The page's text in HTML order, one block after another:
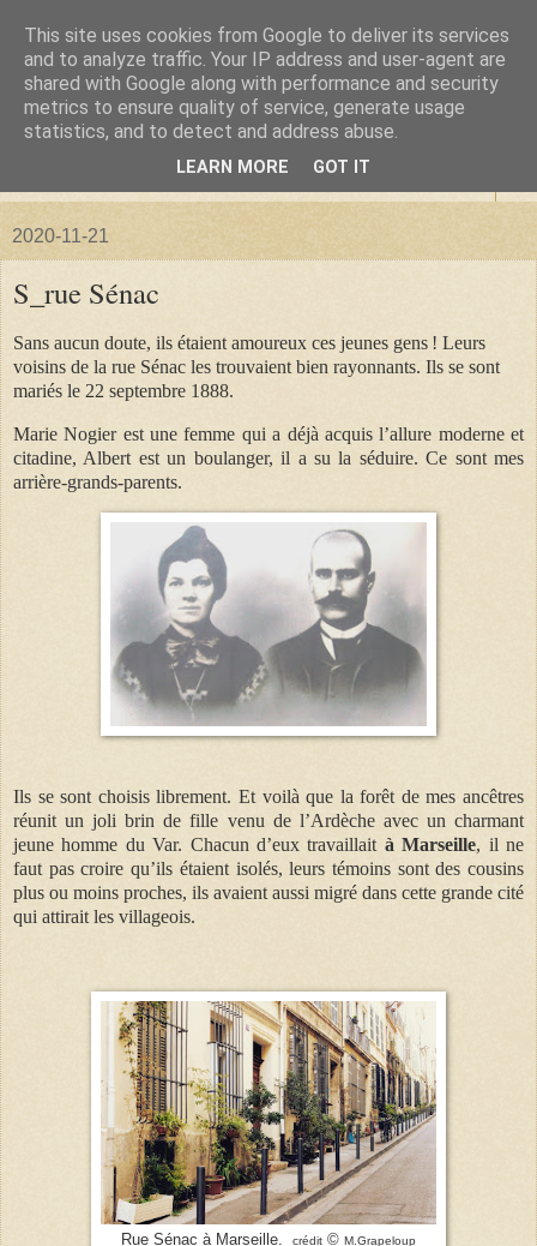
La forêt de Briqueloup
"Nous deviendrons des histoires pour nos enfants"
2020-11-21
S_rue Sénac
Sans aucun doute, ils étaient amoureux ces jeunes gens ! Leurs
voisins de la rue Sénac les trouvaient bien rayonnants. Ils se sont
mariés le 22 septembre 1888.
Marie Nogier est une femme qui a déjà acquis l’allure moderne et
citadine, Albert est un boulanger, il a su la séduire. Ce sont mes
arrière-grands-parents.
Ils se sont choisis librement. Et voilà que la forêt de mes ancêtres
réunit un joli brin de fille venu de l’Ardèche avec un charmant
jeune homme du Var. Chacun d’eux travaillait à Marseille, il ne
faut pas croire qu’ils étaient isolés, leurs témoins sont des cousins
plus ou moins proches, ils avaient aussi migré dans cette grande cité
qui attirait les villageois.
Rue Sénac à Marseille. crédit © M.Grapeloup
This site uses cookies from Google to deliver its services
and to analyze traffic. Your IP address and user-agent are
shared with Google along with performance and security
metrics to ensure quality of service, generate usage
statistics, and to detect and address abuse.
LEARN MORE GOT IT